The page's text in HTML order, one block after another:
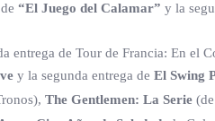
“El Juego del Calamar” y la
entrega de Tour de Francia: En el
y la segunda entrega de El Swing
The Gentlemen: La Serie